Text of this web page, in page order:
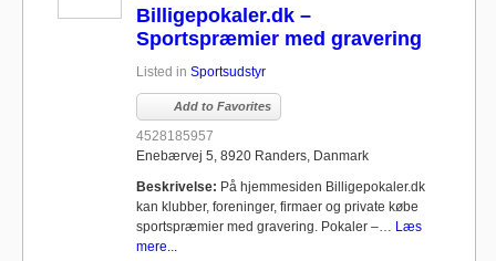
Billigepokaler.dk –
Sportspræmier med gravering
Listed in Sportsudstyr
Add to Favorites
4528185957
Enebærvej 5, 8920 Randers, Danmark
Beskrivelse: På hjemmesiden Billigepokaler.dk
kan klubber, foreninger, firmaer og private købe
sportspræmier med gravering. Pokaler –… Læs
mere...